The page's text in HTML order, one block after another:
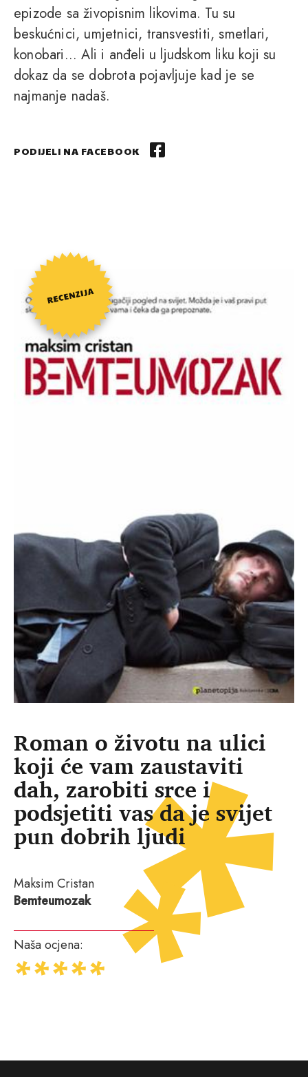
epizode sa živopisnim likovima. Tu su
beskućnici, umjetnici, transvestiti, smetlari,
konobari... Ali i anđeli u ljudskom liku koji su
dokaz da se dobrota pojavljuje kad je se
najmanje nadaš.
PODIJELI NA FACEBOOK
Roman o životu na ulici
koji će vam zaustaviti
dah, zarobiti srce i
podsjetiti vas da je svijet
pun dobrih ljudi
Maksim Cristan
Bemteumozak
Naša ocjena: